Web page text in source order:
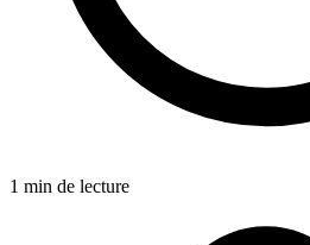
1 min de lecture